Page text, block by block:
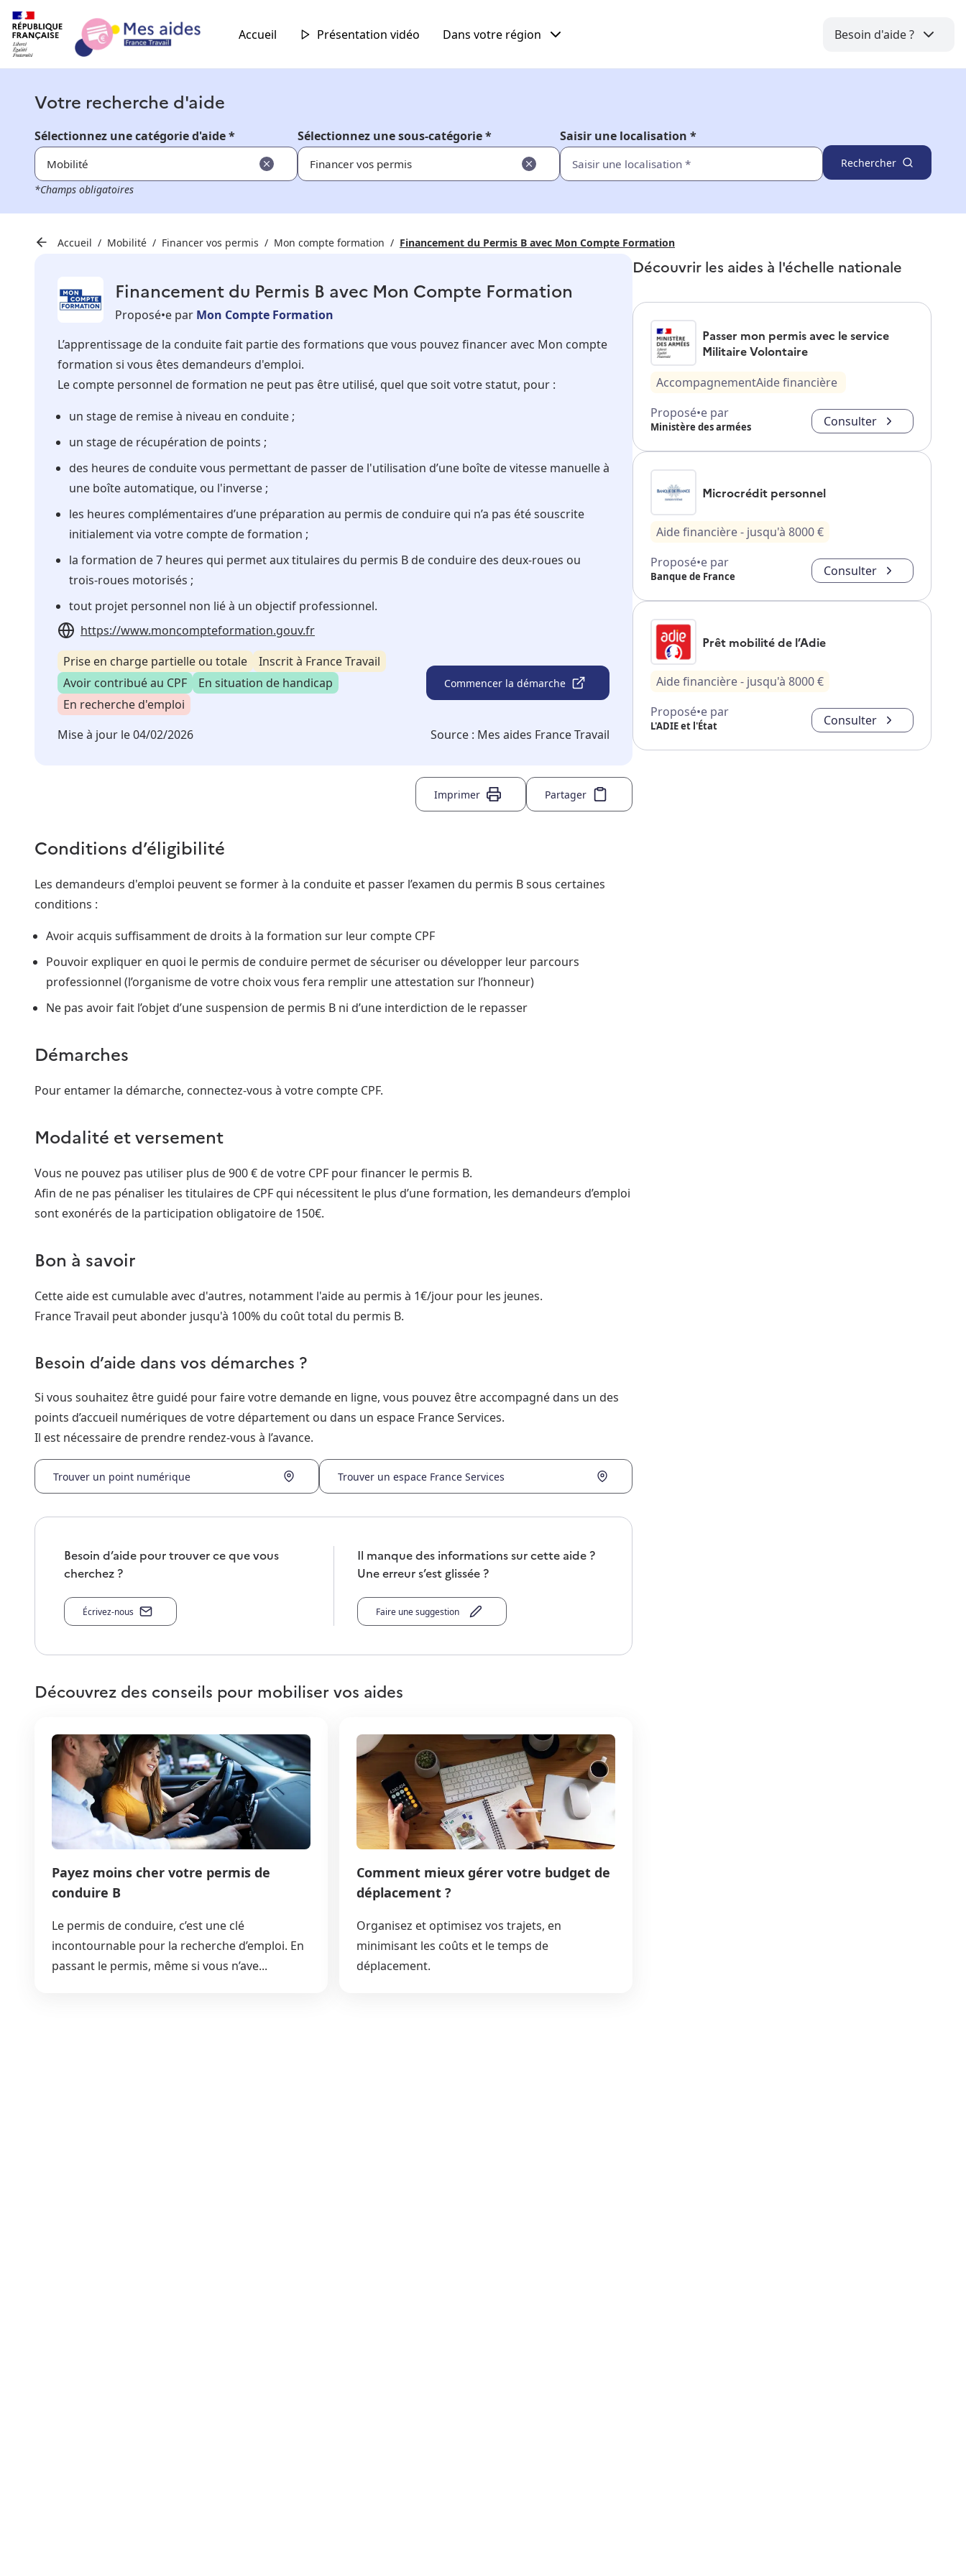
Accueil Présentation vidéo Dans votre région Besoin d'aide ?
Votre recherche d'aide
Sélectionnez une catégorie d'aide *
Mobilité
Sélectionnez une sous-catégorie *
Financer vos permis
Saisir une localisation *
Rechercher
*Champs obligatoires
Accueil Mobilité Financer vos permis Mon compte formation Financement du Permis B avec Mon Compte Formation
Financement du Permis B avec Mon Compte Formation
Proposé•e par Mon Compte Formation
L’apprentissage de la conduite fait partie des formations que vous pouvez financer avec Mon compte
formation si vous êtes demandeurs d'emploi.
Le compte personnel de formation ne peut pas être utilisé, quel que soit votre statut, pour :
un stage de remise à niveau en conduite ;
un stage de récupération de points ;
des heures de conduite vous permettant de passer de l'utilisation d’une boîte de vitesse manuelle à
une boîte automatique, ou l'inverse ;
les heures complémentaires d’une préparation au permis de conduire qui n’a pas été souscrite
initialement via votre compte de formation ;
la formation de 7 heures qui permet aux titulaires du permis B de conduire des deux-roues ou
trois-roues motorisés ;
tout projet personnel non lié à un objectif professionnel.
https://www.moncompteformation.gouv.fr
Prise en charge partielle ou totale
Inscrit à France Travail
Avoir contribué au CPF
En situation de handicap
En recherche d'emploi
Commencer la démarche
Mise à jour le04/02/2026 Source : Mes aides France Travail
Imprimer Partager
Conditions d’éligibilité
Les demandeurs d'emploi peuvent se former à la conduite et passer l’examen du permis B sous certaines
conditions :
Avoir acquis suffisamment de droits à la formation sur leur compte CPF
Pouvoir expliquer en quoi le permis de conduire permet de sécuriser ou développer leur parcours
professionnel (l’organisme de votre choix vous fera remplir une attestation sur l’honneur)
Ne pas avoir fait l’objet d’une suspension de permis B ni d’une interdiction de le repasser
Démarches
Pour entamer la démarche, connectez-vous à votre compte CPF.
Modalité et versement
Vous ne pouvez pas utiliser plus de 900 € de votre CPF pour financer le permis B.
Afin de ne pas pénaliser les titulaires de CPF qui nécessitent le plus d’une formation, les demandeurs d’emploi
sont exonérés de la participation obligatoire de 150€.
Bon à savoir
Cette aide est cumulable avec d'autres, notamment l'aide au permis à 1€/jour pour les jeunes.
France Travail peut abonder jusqu'à 100% du coût total du permis B.
Besoin d’aide dans vos démarches ?
Si vous souhaitez être guidé pour faire votre demande en ligne, vous pouvez être accompagné dans un des
points d’accueil numériques de votre département ou dans un espace France Services.
Il est nécessaire de prendre rendez-vous à l’avance.
Trouver un point numérique Trouver un espace France Services
Besoin d’aide pour trouver ce que vous
cherchez ?
Écrivez-nous
Il manque des informations sur cette aide ?
Une erreur s’est glissée ?
Faire une suggestion
Découvrez des conseils pour mobiliser vos aides
Payez moins cher votre permis de
conduire B
Le permis de conduire, c’est une clé
incontournable pour la recherche d’emploi. En
passant le permis, même si vous n’ave...
Comment mieux gérer votre budget de
déplacement ?
Organisez et optimisez vos trajets, en
minimisant les coûts et le temps de
déplacement.
Découvrir les aides à l'échelle nationale
Passer mon permis avec le service
Militaire Volontaire
AccompagnementAide financière
Proposé•e par
Ministère des armées Consulter
Microcrédit personnel
Aide financière- jusqu'à 8000€
Proposé•e par
Banque de France Consulter
Prêt mobilité de l’Adie
Aide financière- jusqu'à 8000€
Proposé•e par
L'ADIE et l'État Consulter